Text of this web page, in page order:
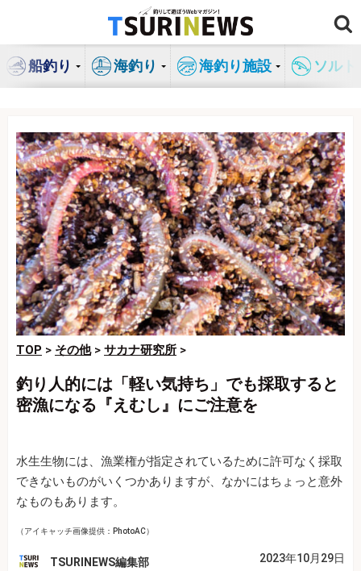
ン
船釣り 海釣り 海釣り施設 ソル
TOP > その他> サカナ研究所 >
釣り人的には「軽い気持ち」でも採取すると
密漁になる『えむし』にご注意を
水生生物には、漁業権が指定されているために許可なく採取
できないものがいくつかありますが、なかにはちょっと意外
なものもあります。
（アイキャッチ画像提供：PhotoAC）
TSURINEWS編集部 2023年10月29日